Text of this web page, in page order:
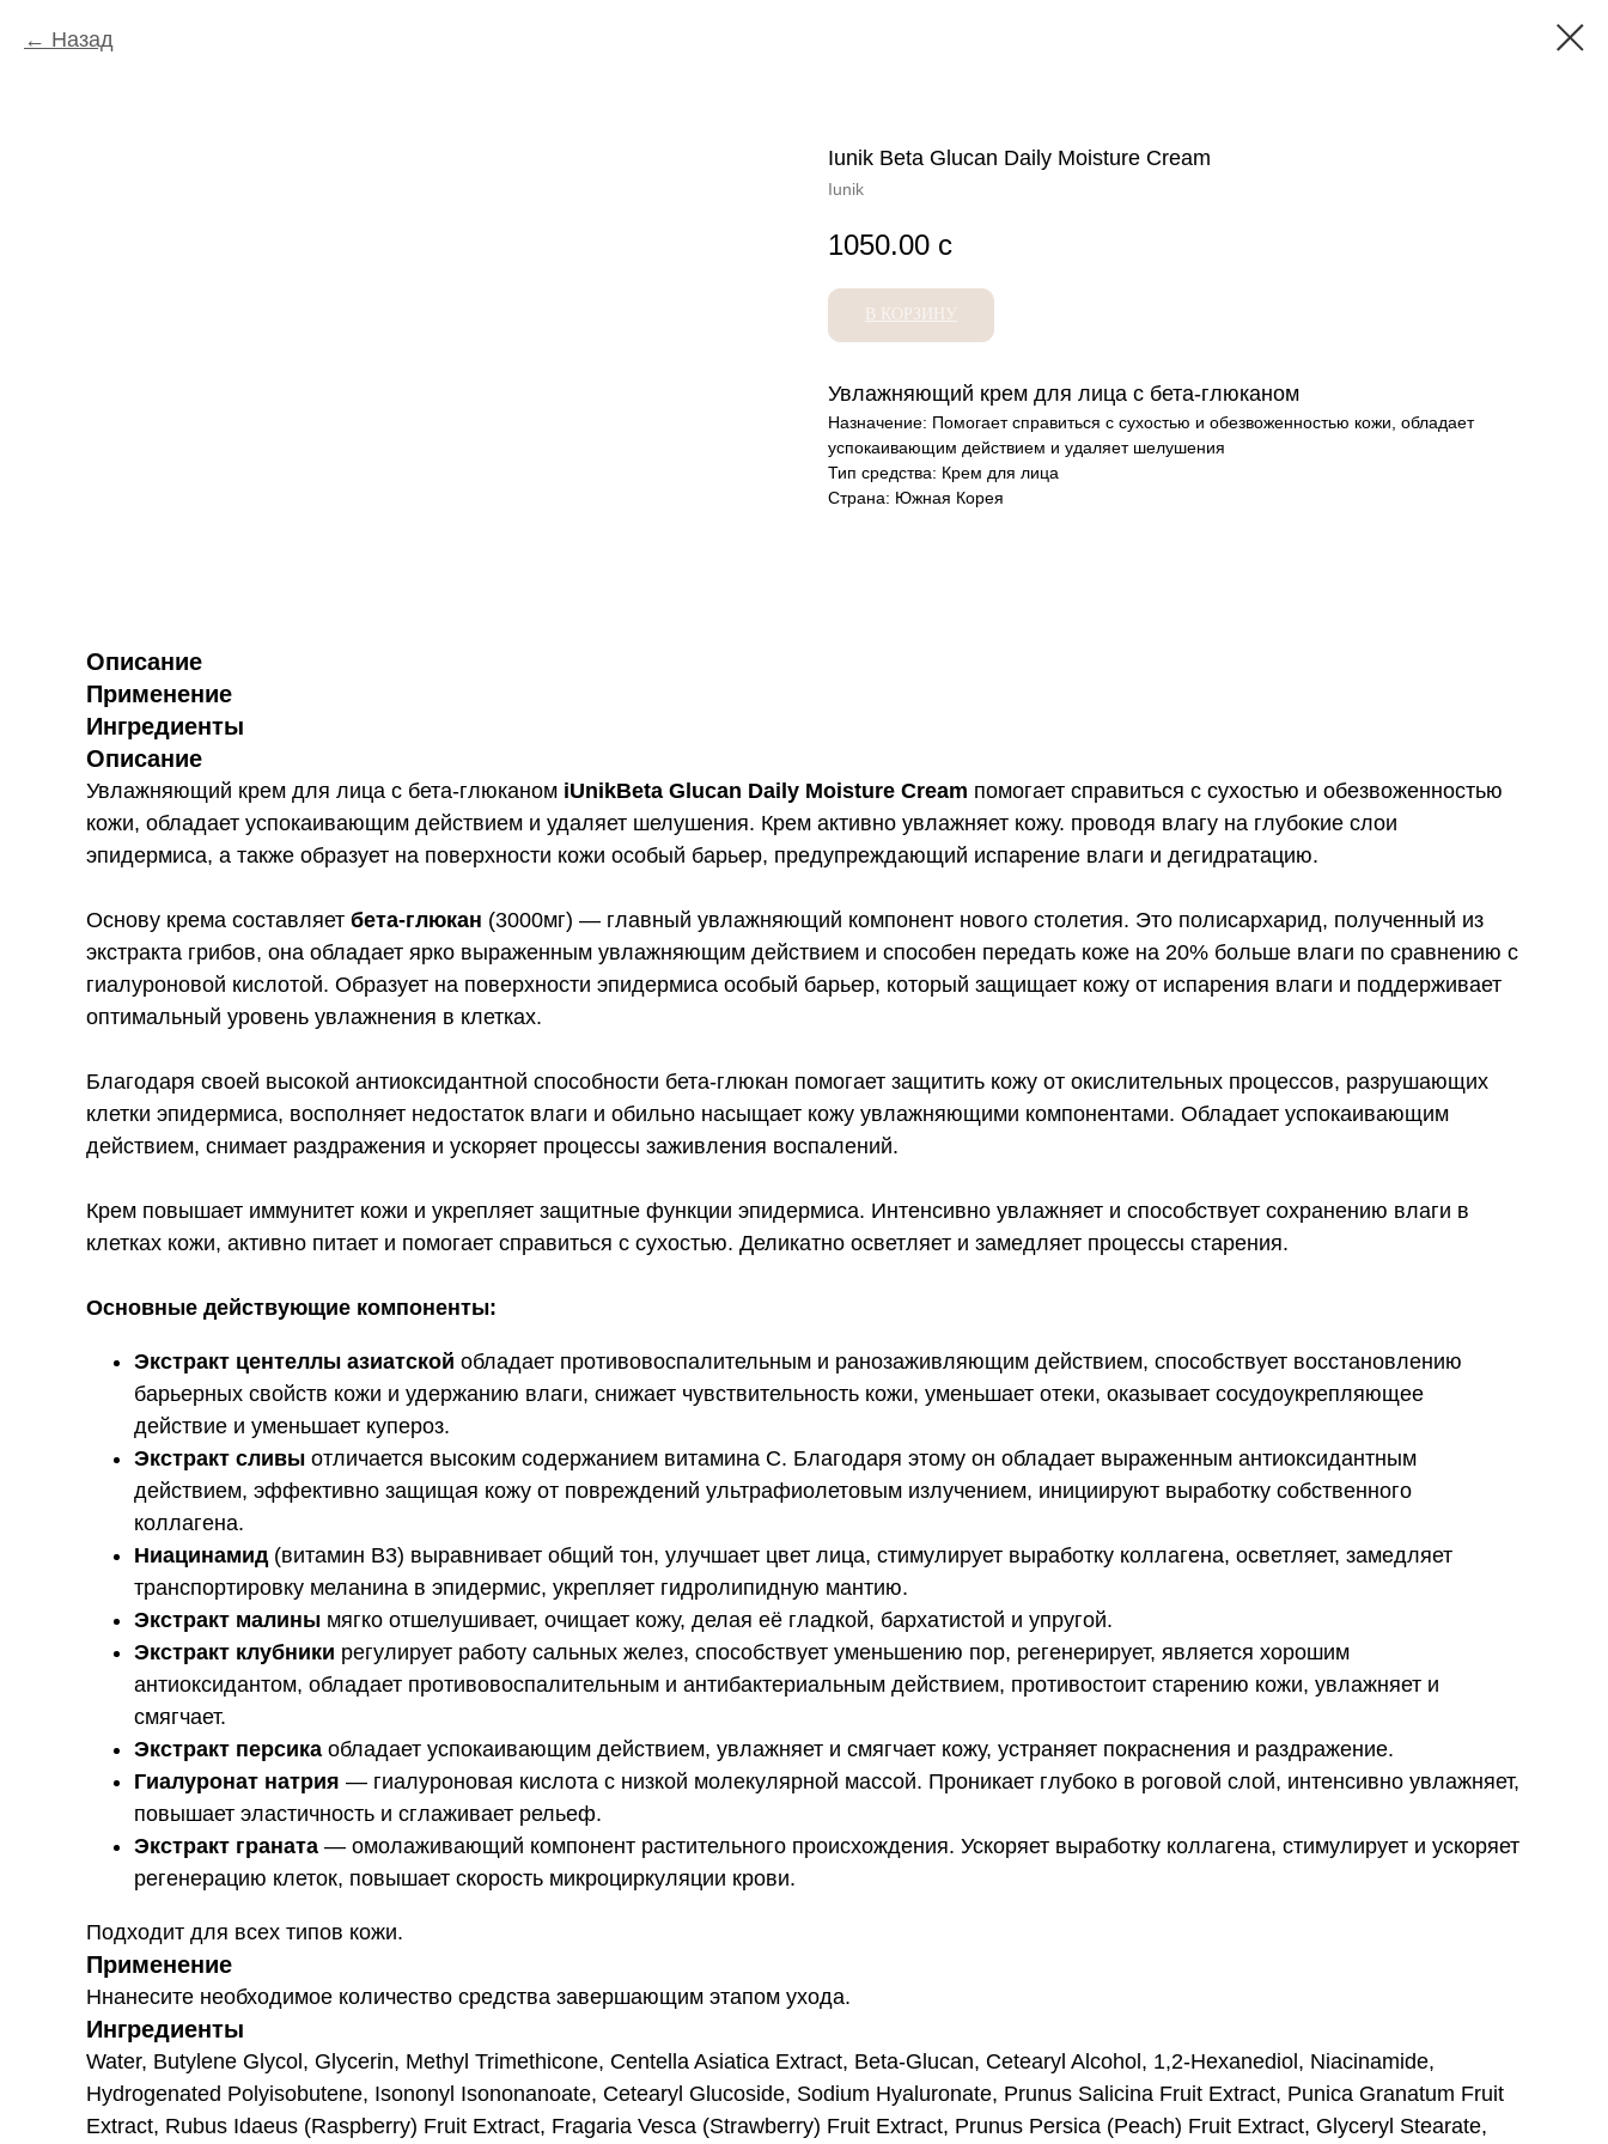
Назад
Iunik Beta Glucan Daily Moisture Cream
Iunik
1050.00 с
В КОРЗИНУ
Увлажняющий крем для лица с бета-глюканом
Назначение: Помогает справиться с сухостью и обезвоженностью кожи, обладает
успокаивающим действием и удаляет шелушения
Тип средства: Крем для лица
Страна: Южная Корея
Описание
Применение
Ингредиенты
Описание
Увлажняющий крем для лица с бета-глюканом iUnikBeta Glucan Daily Moisture Cream помогает справиться с сухостью и обезвоженностью
кожи, обладает успокаивающим действием и удаляет шелушения. Крем активно увлажняет кожу. проводя влагу на глубокие слои
эпидермиса, а также образует на поверхности кожи особый барьер, предупреждающий испарение влаги и дегидратацию.
Основу крема составляет бета-глюкан (3000мг) — главный увлажняющий компонент нового столетия. Это полисархарид, полученный из
экстракта грибов, она обладает ярко выраженным увлажняющим действием и способен передать коже на 20% больше влаги по сравнению с
гиалуроновой кислотой. Образует на поверхности эпидермиса особый барьер, который защищает кожу от испарения влаги и поддерживает
оптимальный уровень увлажнения в клетках.
Благодаря своей высокой антиоксидантной способности бета-глюкан помогает защитить кожу от окислительных процессов, разрушающих
клетки эпидермиса, восполняет недостаток влаги и обильно насыщает кожу увлажняющими компонентами. Обладает успокаивающим
действием, снимает раздражения и ускоряет процессы заживления воспалений.
Крем повышает иммунитет кожи и укрепляет защитные функции эпидермиса. Интенсивно увлажняет и способствует сохранению влаги в
клетках кожи, активно питает и помогает справиться с сухостью. Деликатно осветляет и замедляет процессы старения.
Основные действующие компоненты:
Экстракт центеллы азиатской обладает противовоспалительным и ранозаживляющим действием, способствует восстановлению
барьерных свойств кожи и удержанию влаги, снижает чувствительность кожи, уменьшает отеки, оказывает сосудоукрепляющее
действие и уменьшает купероз.
Экстракт сливы отличается высоким содержанием витамина С. Благодаря этому он обладает выраженным антиоксидантным
действием, эффективно защищая кожу от повреждений ультрафиолетовым излучением, инициируют выработку собственного
коллагена.
Ниацинамид (витамин B3) выравнивает общий тон, улучшает цвет лица, стимулирует выработку коллагена, осветляет, замедляет
транспортировку меланина в эпидермис, укрепляет гидролипидную мантию.
Экстракт малины мягко отшелушивает, очищает кожу, делая её гладкой, бархатистой и упругой.
Экстракт клубники регулирует работу сальных желез, способствует уменьшению пор, регенерирует, является хорошим
антиоксидантом, обладает противовоспалительным и антибактериальным действием, противостоит старению кожи, увлажняет и
смягчает.
Экстракт персика обладает успокаивающим действием, увлажняет и смягчает кожу, устраняет покраснения и раздражение.
Гиалуронат натрия — гиалуроновая кислота с низкой молекулярной массой. Проникает глубоко в роговой слой, интенсивно увлажняет,
повышает эластичность и сглаживает рельеф.
Экстракт граната — омолаживающий компонент растительного происхождения. Ускоряет выработку коллагена, стимулирует и ускоряет
регенерацию клеток, повышает скорость микроциркуляции крови.
Подходит для всех типов кожи.
Применение
Ннанесите необходимое количество средства завершающим этапом ухода.
Ингредиенты
Water, Butylene Glycol, Glycerin, Methyl Trimethicone, Centella Asiatica Extract, Beta-Glucan, Cetearyl Alcohol, 1,2-Hexanediol, Niacinamide,
Hydrogenated Polyisobutene, Isononyl Isononanoate, Cetearyl Glucoside, Sodium Hyaluronate, Prunus Salicina Fruit Extract, Punica Granatum Fruit
Extract, Rubus Idaeus (Raspberry) Fruit Extract, Fragaria Vesca (Strawberry) Fruit Extract, Prunus Persica (Peach) Fruit Extract, Glyceryl Stearate,